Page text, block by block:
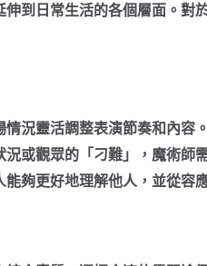
到日常生活的各個層面。對
況靈活調整表演節奏和內容
或觀眾的「刁難」，魔術師
夠更好地理解他人，並從容